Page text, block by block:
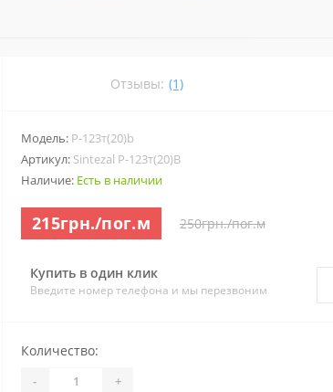
Отзывы: (1)
Модель: P-123т(20)b
Артикул: Sintezal P-123т(20)В
Наличие: Есть в наличии
215грн./пог.м 250грн./пог.м
Купить в один клик
Введите номер телефона и мы перезвоним
Количество:
- +